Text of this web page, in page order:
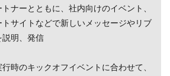
ナーとともに、社内向けのイベント、
サイトなどで新しいメッセージやリブ
説明、発信
時のキックオフイベントに合わせて、